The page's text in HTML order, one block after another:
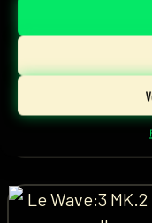
rivalité... Les
Lire